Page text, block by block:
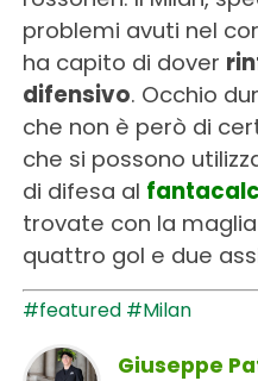
problemi avuti nel
ha capito di dover
difensivo. Occhio
che non è però di
che si possono
di difesa al
trovate con la
quattro gol e due
#featured #Milan
Giuseppe